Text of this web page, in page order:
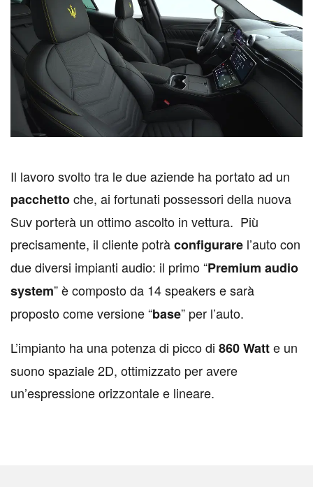
Il lavoro svolto tra le due aziende ha portato ad un
pacchettoche, ai fortunati possessori della nuova
Suv porterà un ottimo ascolto in vettura. Più
precisamente, il cliente potràconfigurare l’auto con
due diversi impianti audio: il primo “Premium audio
system” è composto da 14 speakers e sarà
proposto come versione “base” per l’auto.
L’impianto ha una potenza di picco di 860 Watte un
suono spaziale 2D, ottimizzato per avere
un’espressione orizzontale e lineare.